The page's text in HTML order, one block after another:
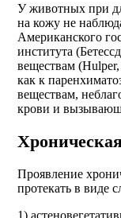
У животных при
на кожу не
Американского
института
веществам
как к
веществам,
крови и
Проявление
протекать в виде